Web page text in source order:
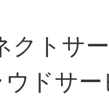
クトサ
ドサ